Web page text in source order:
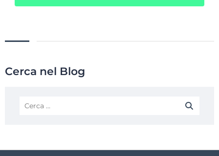
Cerca nel Blog